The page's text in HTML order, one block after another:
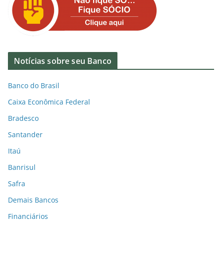
Notícias sobre seu Banco
Banco do Brasil
Caixa Econômica Federal
Bradesco
Santander
Itaú
Banrisul
Safra
Demais Bancos
Financiários